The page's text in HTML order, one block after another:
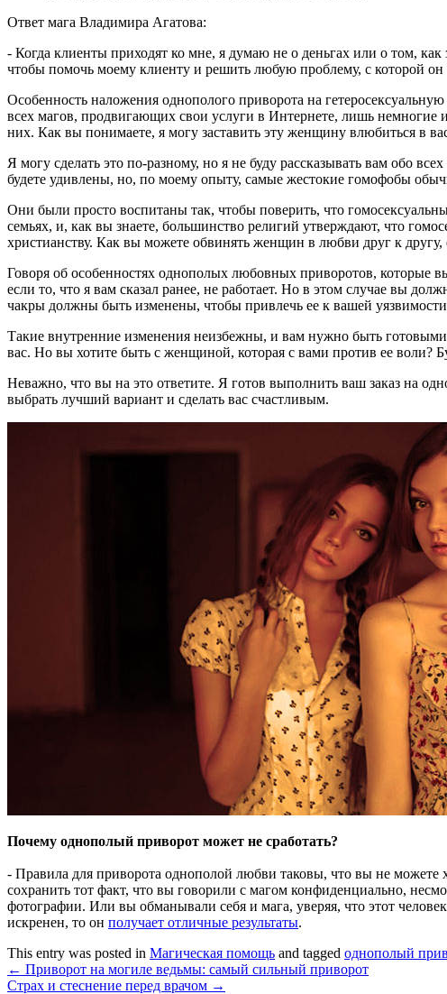
Ответ мага Владимира Агатова:
- Когда клиенты приходят ко мне, я думаю не о деньгах или о том,
чтобы помочь моему клиенту и решить любую проблему, с которой он
Особенность наложения однополого приворота на
всех магов, продвигающих свои услуги в Интернете, лишь
них. Как вы понимаете, я могу заставить эту женщину влюбиться в
Я могу сделать это по-разному, но я не буду рассказывать вам обо
будете удивлены, но, по моему опыту, самые жестокие гомофобы
Они были просто воспитаны так, чтобы поверить, что
семьях, и, как вы знаете, большинство религий утверждают, что
христианству. Как вы можете обвинять женщин в любви друг к
Говоря об особенностях однополых любовных приворотов, которые
если то, что я вам сказал ранее, не работает. Но в этом случае вы
чакры должны быть изменены, чтобы привлечь ее к вашей
Такие внутренние изменения неизбежны, и вам нужно быть
вас. Но вы хотите быть с женщиной, которая с вами против ее
Неважно, что вы на это ответите. Я готов выполнить ваш заказ на
выбрать лучший вариант и сделать вас счастливым.
Почему однополый приворот может не сработать?
- Правила для приворота однополой любви таковы, что вы не можете
сохранить тот факт, что вы говорили с магом конфиденциально,
фотографии. Или вы обманывали себя и мага, уверяя, что этот
искренен, то он получает отличные результаты.
This entry was posted in Магическая помощь and tagged однополый
← Приворот на могиле ведьмы: самый сильный приворот
Страх и стеснение перед врачом →